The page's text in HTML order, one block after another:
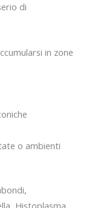
di
in zone
o ambienti